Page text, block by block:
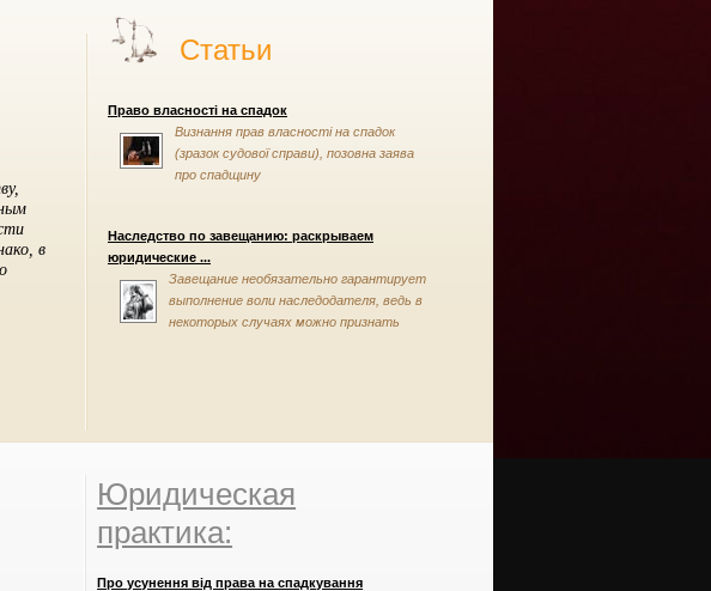
Статьи
Право власності на спадок
Визнання прав власності на спадок
(зразок судової справи), позовна заява
про спадщину
Наследство по завещанию: раскрываем
юридические ...
Завещание необязательно гарантирует
выполнение воли наследодателя, ведь в
некоторых случаях можно признать
Юридическая
практика:
Про усунення від права на спадкування